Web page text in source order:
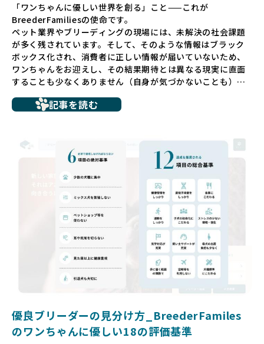
「ワンちゃんに優しい世界を創る」こと——これが
BreederFamiliesの使命です。
ペット業界やブリーディングの現場には、未解決の社会課題
が多く残されています。そして、そのような情報はブラック
ボックス化され、消費者に正しい情報が届いていないため、
ワンちゃんをお迎えし、その結果期待とは異なる現実に直面
することも少なくありません（自身が気づかないことも）。
ち、健康面や社会性に問題を抱えていたり、またブリーダー
いるというケースもあります。こうした問題は、消費者にと
っても大きな負担であり、ワンちゃん自身にとっても非常に
だからこそ、私たちは正しい情報と安心して選べる場所を提
供すべきだと考えています。BreederFamiliesでは、ワンち
ゃんを家族のように愛する「優良ブリーダー」のみを独自の
厳しい基準で厳選し、その評価基準や評価結果をオープンに
しています。これにより、消費者の皆様が安心して子犬やブ
リーダーを選べる環境を整えています。
そして、消費者の皆様が正しい情報をもとに優良ブリーダー
を求めることで、ワンちゃんを家族のように愛する優良ブリ
ーダーが増え、営利優先の「悪徳ブリーダー」が自然と淘汰
される社会を目指しています。目の前の子犬だけでなく、親
ゃんに優しい世界を築いていきたいと考えています。
記事を読む
優良ブリーダーの見分け方_BreederFamiles
のワンちゃんに優しい18の評価基準